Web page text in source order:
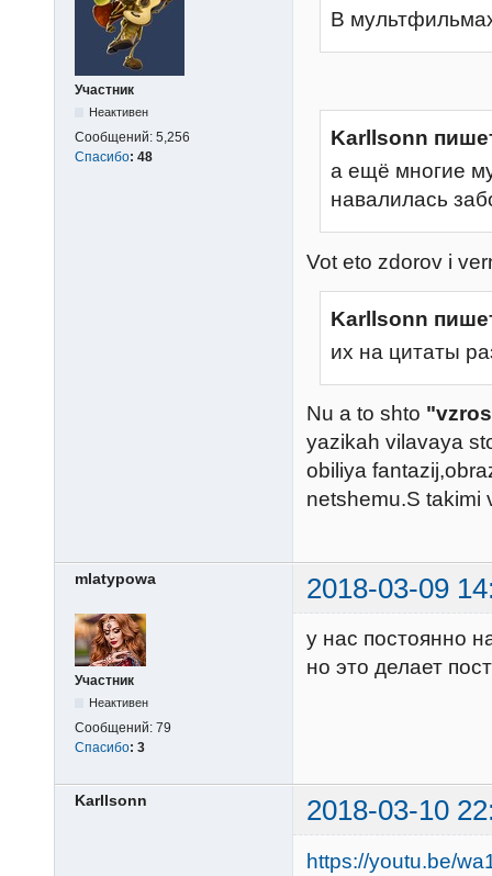
Участник
Неактивен
Сообщений: 5,256
Спасибо: 48
В
Karllsonn
а ещё многие
навалилась
Vot eto zdorov i
Karllsonn
их на цитаты
Nu a to shto
yazikah vilavaya
obiliya
netshemu.S
mlatypowa 2018-03-09
Участник
Неактивен
Сообщений: 79
Спасибо: 3
у нас постоянно
но это делает
Karllsonn 2018-03-10
https://youtu.be/